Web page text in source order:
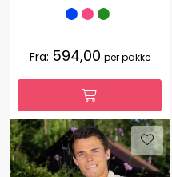
Fra: 594,00 per pakke